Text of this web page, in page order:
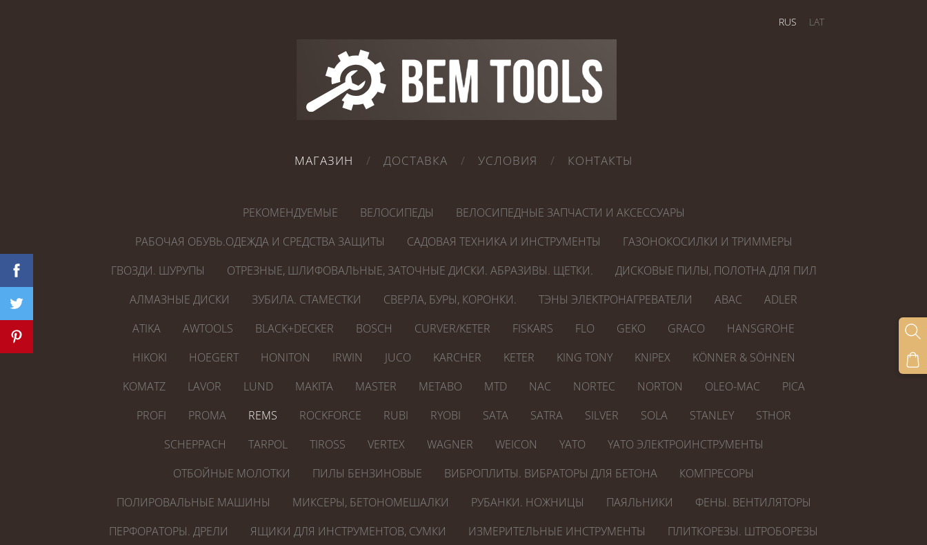
МАГАЗИН ДОСТАВКА УСЛОВИЯ КОНТАКТЫ
RUS LAT
РЕКОМЕНДУЕМЫЕ ВЕЛОСИПЕДЫ
ВЕЛОСИПЕДНЫЕ ЗАПЧАСТИ И АКСЕССУАРЫ
РАБОЧАЯ ОБУВЬ.ОДЕЖДА И СРЕДСТВА ЗАЩИТЫ
САДОВАЯ ТЕХНИКА И ИНСТРУМЕНТЫ
ГАЗОНОКОСИЛКИ И ТРИММЕРЫ
ГВОЗДИ. ШУРУПЫ
ОТРЕЗНЫЕ, ШЛИФОВАЛЬНЫЕ, ЗАТОЧНЫЕ ДИСКИ. АБРАЗИВЫ. ЩЕТКИ.
ДИСКОВЫЕ ПИЛЫ, ПОЛОТНА ДЛЯ ПИЛ
АЛМАЗНЫЕ ДИСКИ
ЗУБИЛА. СТАМЕСТКИ СВЕРЛА, БУРЫ, КОРОНКИ. ТЭНЫ ЭЛЕКТРОНАГРЕВАТЕЛИ ABAC
ADLER
ATIKA
AWTOOLS BLACK+DECKER BOSCH CURVER/KETER FISKARS FLO GEKO GRACO
HANSGROHE
HIKOKI
HOEGERT HONITON IRWIN JUCO KARCHER KETER KING TONY KNIPEX
KÖNNER & SÖHNEN
KOMATZ
LAVOR LUND MAKITA MASTER METABO MTD NAC NORTEC NORTON OLEO-MAC
PICA
PROFI
PROMA REMS ROCKFORCE RUBI RYOBI SATA SATRA SILVER SOLA STANLEY
STHOR
SCHEPPACH
TARPOL TIROSS VERTEX WAGNER WEICON YATO
YATO ЭЛЕКТРОИНСТРУМЕНТЫ
ОТБОЙНЫЕ МОЛОТКИ
ПИЛЫ БЕНЗИНОВЫЕ ВИБРОПЛИТЫ. ВИБРАТОРЫ ДЛЯ БЕТОНА
КОМПРЕСОРЫ
ПОЛИРОВАЛЬНЫЕ МАШИНЫ
МИКСЕРЫ, БЕТОНОМЕШАЛКИ РУБАНКИ. НОЖНИЦЫ ПАЯЛЬНИКИ
ФЕНЫ. ВЕНТИЛЯТОРЫ
ПЕРФОРАТОРЫ. ДРЕЛИ
ЯЩИКИ ДЛЯ ИНСТРУМЕНТОВ, СУМКИ ИЗМЕРИТЕЛЬНЫЕ ИНСТРУМЕНТЫ
ПЛИТКОРЕЗЫ. ШТРОБОРЕЗЫ